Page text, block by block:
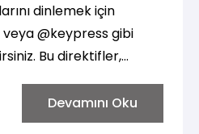
dinlemek için
@keypress gibi
Bu direktifler,
dinlemek için
dinlemek için birkaç
Devamını Oku